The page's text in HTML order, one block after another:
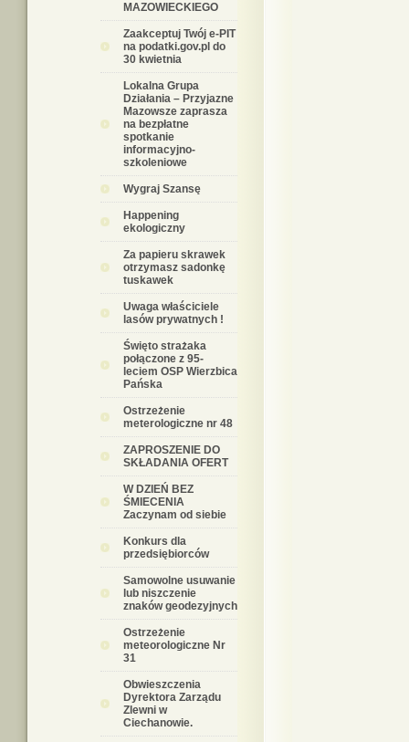
MAZOWIECKIEGO
Zaakceptuj Twój e-PIT
na podatki.gov.pl do
30 kwietnia
Lokalna Grupa
Działania – Przyjazne
Mazowsze zaprasza
na bezpłatne
spotkanie
informacyjno-
szkoleniowe
Wygraj Szansę
Happening
ekologiczny
Za papieru skrawek
otrzymasz sadonkę
tuskawek
Uwaga właściciele
lasów prywatnych !
Święto strażaka
połączone z 95-
leciem OSP Wierzbica
Pańska
Ostrzeżenie
meterologiczne nr 48
ZAPROSZENIE DO
SKŁADANIA OFERT
W DZIEŃ BEZ
ŚMIECENIA
Zaczynam od siebie
Konkurs dla
przedsiębiorców
Samowolne usuwanie
lub niszczenie
znaków geodezyjnych
Ostrzeżenie
meteorologiczne Nr
31
Obwieszczenia
Dyrektora Zarządu
Zlewni w
Ciechanowie.